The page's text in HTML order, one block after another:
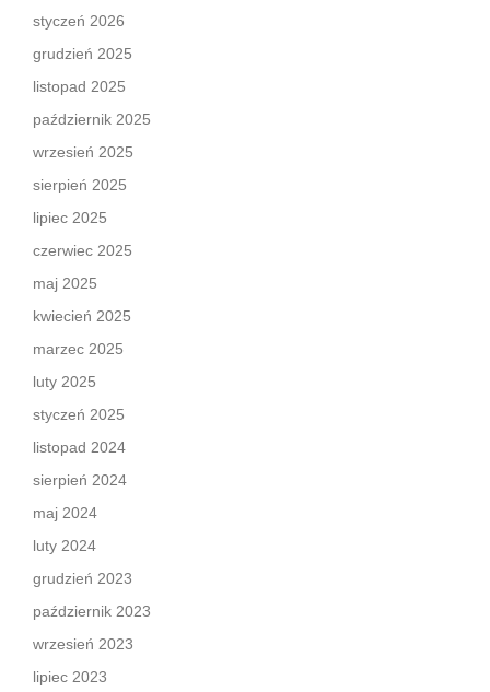
styczeń 2026
grudzień 2025
listopad 2025
październik 2025
wrzesień 2025
sierpień 2025
lipiec 2025
czerwiec 2025
maj 2025
kwiecień 2025
marzec 2025
luty 2025
styczeń 2025
listopad 2024
sierpień 2024
maj 2024
luty 2024
grudzień 2023
październik 2023
wrzesień 2023
lipiec 2023